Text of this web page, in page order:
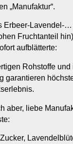
„Manufaktur“.
Erbeer-Lavendel-…
Fruchtanteil
aufblätterte:
Rohstoffe
garantieren
aber, liebe